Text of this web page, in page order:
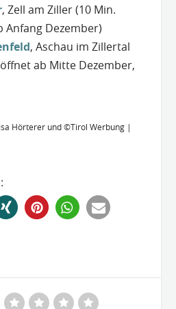
, Zell am Ziller (10 Min.
Anfang Dezember)
, Aschau im Zillertal
ab Mitte Dezember,
Hörterer und ©Tirol Werbung |